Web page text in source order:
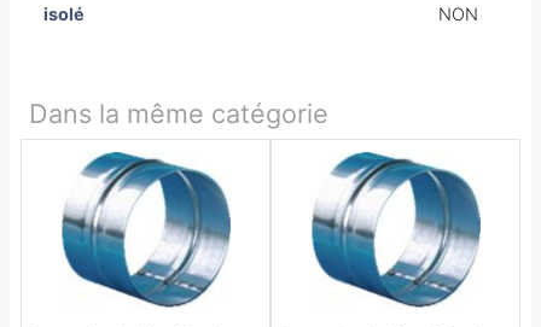
isolé NON
Dans la même catégorie